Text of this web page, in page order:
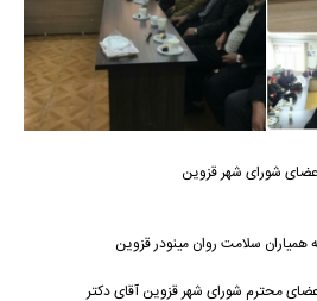
شورای شهر قزوین
همیاران سلامت روان مینودر قزوین
محترم شورای شهر قزوین آقای دکتر